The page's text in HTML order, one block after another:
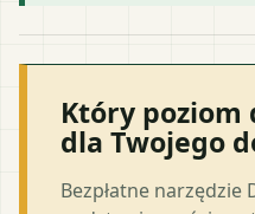
Który poziom
dla Twojego
Bezpłatne narzędzie